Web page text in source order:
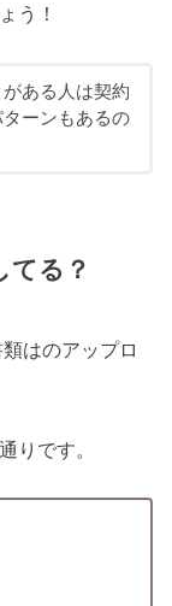
う！
ある人は契約
ーンもあるの
てる？
はのアップロ
りです。